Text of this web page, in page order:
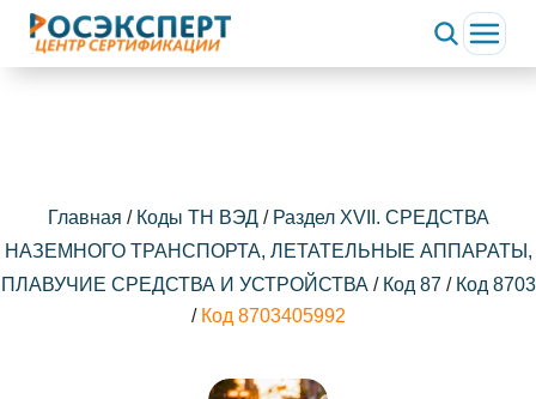
Главная / Коды ТН ВЭД/ Раздел XVII. СРЕДСТВА
НАЗЕМНОГО ТРАНСПОРТА, ЛЕТАТЕЛЬНЫЕ АППАРАТЫ,
ПЛАВУЧИЕ СРЕДСТВА И УСТРОЙСТВА / Код 87 / Код 8703
/ Код 8703405992